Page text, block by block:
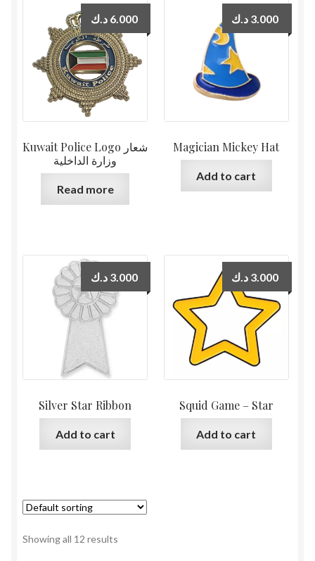
Kuwait Police Logo شعار
وزارة الداخلية
6.000 د.ك
Read more
Magician Mickey Hat
3.000 د.ك
Add to cart
Silver Star Ribbon
3.000 د.ك
Add to cart
Squid Game – Star
3.000 د.ك
Add to cart
Showing all 12 results